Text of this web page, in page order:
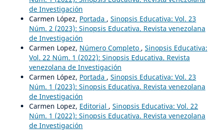
de Investigación
Carmen López, Portada , Sinopsis Educativa: Vol. 23
Núm. 2 (2023): Sinopsis Educativa. Revista venezolana
de Investigación
Carmen Lopez, Número Completo , Sinopsis Educativa:
Vol. 22 Núm. 1 (2022): Sinopsis Educativa. Revista
venezolana de Investigación
Carmen López, Portada , Sinopsis Educativa: Vol. 23
Núm. 1 (2023): Sinopsis Educativa. Revista venezolana
de Investigación
Carmen Lopez, Editorial , Sinopsis Educativa: Vol. 22
Núm. 1 (2022): Sinopsis Educativa. Revista venezolana
de Investigación